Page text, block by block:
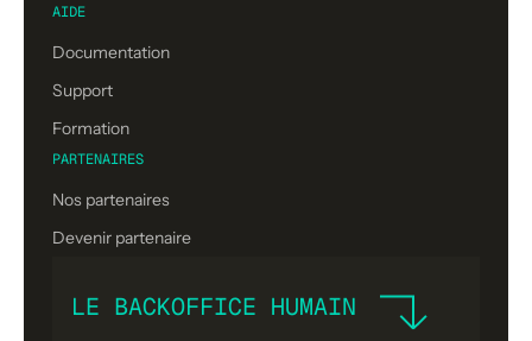
AIDE
Documentation
Support
Formation
PARTENAIRES
Nos partenaires
Devenir partenaire
LE BACKOFFICE HUMAIN